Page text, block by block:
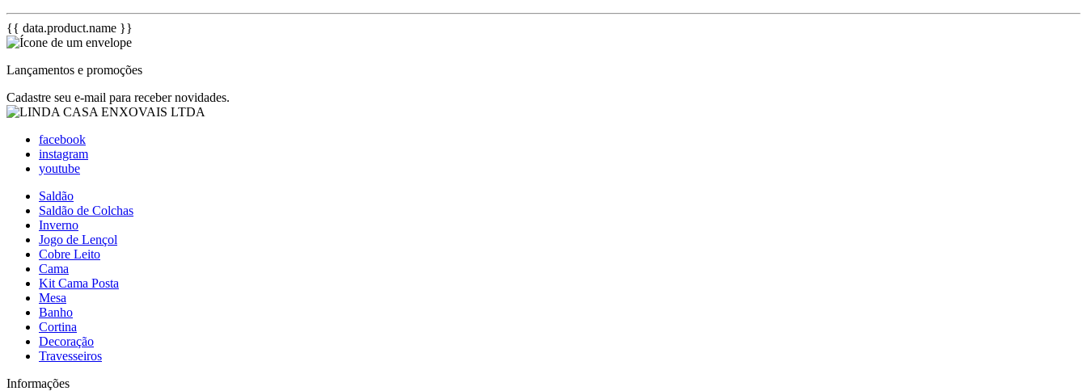
{{ data.product.name }}
Lançamentos e promoções
Cadastre seu e-mail para receber novidades.
facebook
instagram
youtube
Saldão
Saldão de Colchas
Inverno
Jogo de Lençol
Cobre Leito
Cama
Kit Cama Posta
Mesa
Banho
Cortina
Decoração
Travesseiros
Informações